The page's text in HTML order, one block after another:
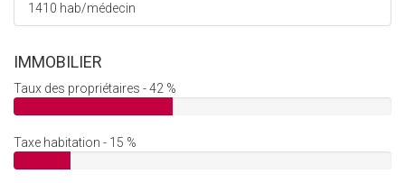
1410 hab/médecin
IMMOBILIER
Taux des propriétaires - 42 %
Taxe habitation - 15 %